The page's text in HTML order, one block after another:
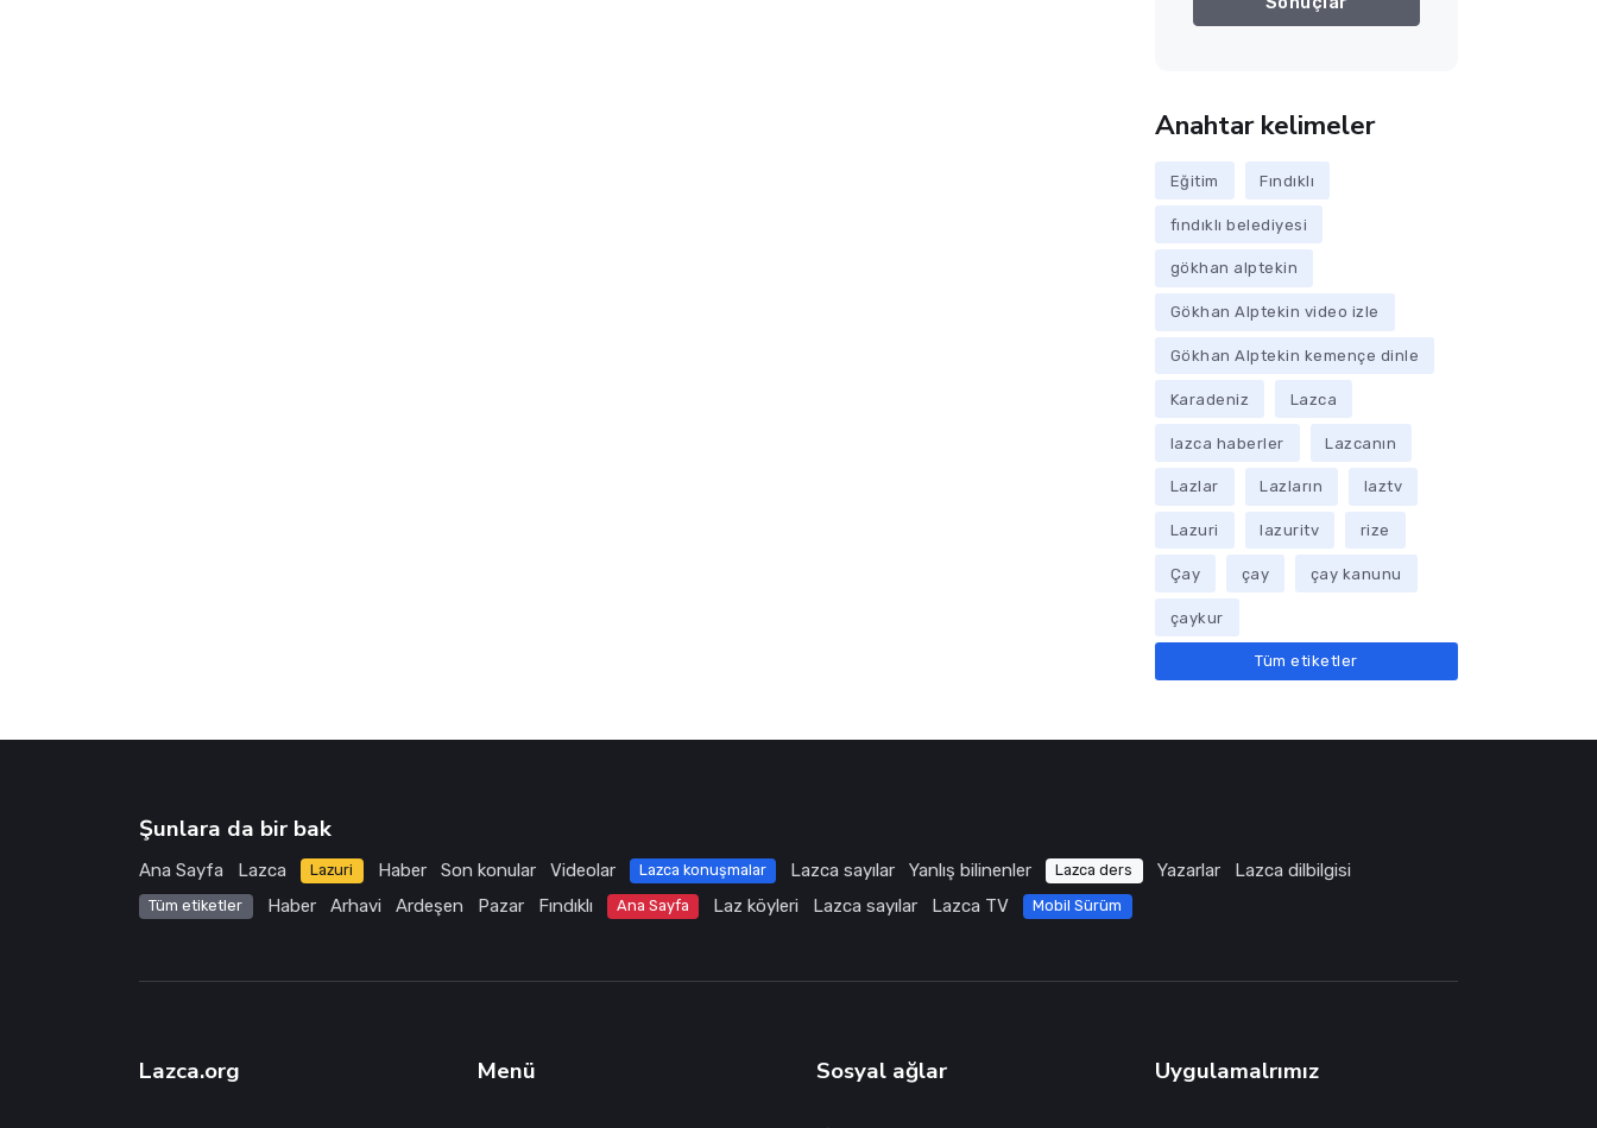
Anahtar kelimeler
Eğitim Fındıklı
fındıklı belediyesi
gökhan alptekin
Gökhan Alptekin video izle
Gökhan Alptekin kemençe dinle
Karadeniz Lazca
lazca haberler Lazcanın
Lazlar Lazların laztv
Lazuri lazuritv rize
Çay çay çay kanunu
çaykur
Tüm etiketler
Şunlara da bir bak
Ana Sayfa Lazca Lazuri Haber Son konular Videolar Lazca konuşmalar Lazca sayılar Yanlış bilinenler Lazca ders Yazarlar Lazca dilbilgisi
Tüm etiketler Haber Arhavi Ardeşen Pazar Fındıklı Ana Sayfa Laz köyleri Lazca sayılar Lazca TV Mobil Sürüm
Lazca.org Menü Sosyal ağlar Uygulamalrımız